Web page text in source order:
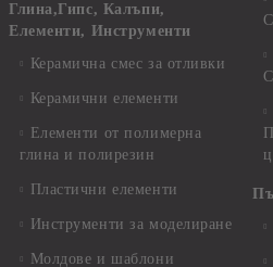
Глина,Гипс, Калъпи,
Елементи, Инструменти
Керамична смес за отливки
Керамични елементи
Елементи от полимерна
глина и полирезин
Пластични елементи
Инструменти за моделиране
Молдове и шаблони